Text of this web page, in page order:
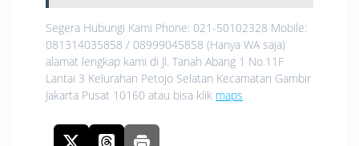
Segera Hubungi Kami Phone: 021-50102328 Mobile:
081314035858 / 08999045858 (Hanya WA saja)
alamat lengkap kami di Jl. Tanah Abang 1 No.11F
Lantai 3 Kelurahan Petojo Selatan Kecamatan Gambir
Jakarta Pusat 10160 atau bisa klik maps